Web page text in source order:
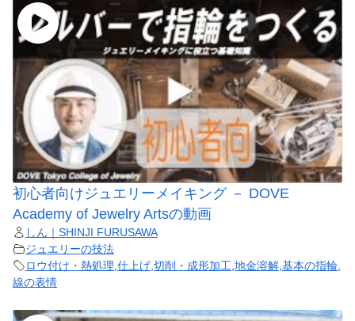
初心者向けジュエリーメイキング － DOVE
Academy of Jewelry Artsの動画
しん｜SHINJI FURUSAWA
ジュエリーの技法
ロウ付け・熱処理 仕上げ 切削・成形加工 地金溶解 基本の指輪
線の表情